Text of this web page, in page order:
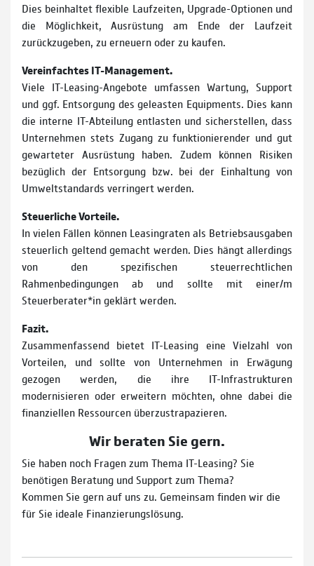
Dies beinhaltet flexible Laufzeiten, Upgrade-Optionen und
die Möglichkeit, Ausrüstung am Ende der Laufzeit
zurückzugeben, zu erneuern oder zu kaufen.
Vereinfachtes IT-Management.
Viele IT-Leasing-Angebote umfassen Wartung, Support
und ggf. Entsorgung des geleasten Equipments. Dies kann
die interne IT-Abteilung entlasten und sicherstellen, dass
Unternehmen stets Zugang zu funktionierender und gut
gewarteter Ausrüstung haben. Zudem können Risiken
bezüglich der Entsorgung bzw. bei der Einhaltung von
Umweltstandards verringert werden.
Steuerliche Vorteile.
In vielen Fällen können Leasingraten als Betriebsausgaben
steuerlich geltend gemacht werden. Dies hängt allerdings
von den spezifischen steuerrechtlichen
Rahmenbedingungen ab und sollte mit einer/m
Steuerberater*in geklärt werden.
Fazit.
Zusammenfassend bietet IT-Leasing eine Vielzahl von
Vorteilen, und sollte von Unternehmen in Erwägung
gezogen werden, die ihre IT-Infrastrukturen
modernisieren oder erweitern möchten, ohne dabei die
finanziellen Ressourcen überzustrapazieren.
Wir beraten Sie gern.
Sie haben noch Fragen zum Thema IT-Leasing? Sie
benötigen Beratung und Support zum Thema?
Kommen Sie gern auf uns zu. Gemeinsam finden wir die
für Sie ideale Finanzierungslösung.